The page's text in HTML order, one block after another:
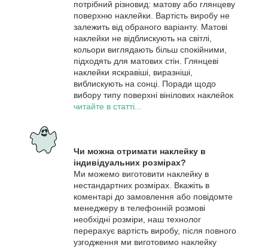
потрібний різновид: матову або глянцеву
поверхню наклейки. Вартість виробу не
залежить від обраного варіанту. Матові
наклейки не відблискують на світлі,
кольори виглядають більш спокійними,
підходять для матових стін. Глянцеві
наклейки яскравіші, виразніші,
виблискують на сонці. Поради щодо
вибору типу поверхні вінілових наклейок
читайте в статті...
Чи можна отримати наклейку в
індивідуальних розмірах?
Ми можемо виготовити наклейку в
нестандартних розмірах. Вкажіть в
коментарі до замовлення або повідомте
менеджеру в телефонній розмові
необхідні розміри, наш технолог
перерахує вартість виробу, після повного
узгодження ми виготовимо наклейку